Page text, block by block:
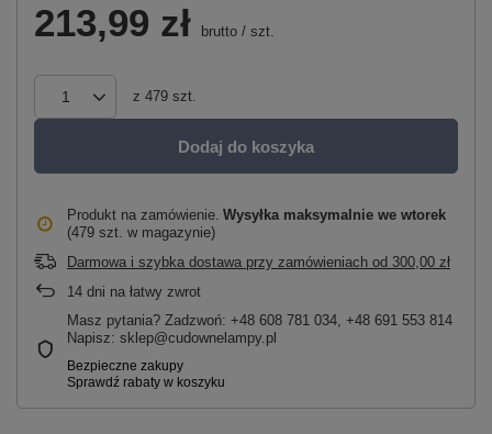
213,99 zł brutto / szt.
z 479 szt.
Dodaj do koszyka
Produkt na zamówienie Wysyłka maksymalnie we wtorek
(479 szt. w magazynie)
Darmowa i szybka dostawa przy zamówieniach od 300,00 zł
14 dni na łatwy zwrot
Masz pytania? Zadzwoń: +48 608 781 034, +48 691 553 814
Napisz: sklep@cudownelampy.pl